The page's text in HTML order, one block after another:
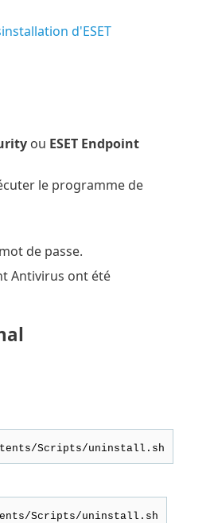
d'ESET
ou ESET Endpoint
le programme de
de passe.
Antivirus ont été
Scripts/uninstall.sh
Scripts/uninstall.sh